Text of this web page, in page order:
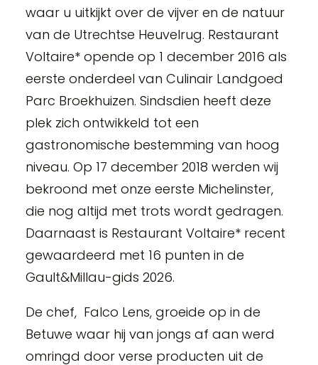
waar u uitkijkt over de vijver en de natuur
van de Utrechtse Heuvelrug. Restaurant
Voltaire* opende op 1 december 2016 als
eerste onderdeel van Culinair Landgoed
Parc Broekhuizen. Sindsdien heeft deze
plek zich ontwikkeld tot een
gastronomische bestemming van hoog
niveau. Op 17 december 2018 werden wij
bekroond met onze eerste Michelinster,
die nog altijd met trots wordt gedragen.
Daarnaast is Restaurant Voltaire* recent
gewaardeerd met 16 punten in de
Gault&Millau-gids 2026.
De chef, Falco Lens, groeide op in de
Betuwe waar hij van jongs af aan werd
omringd door verse producten uit de